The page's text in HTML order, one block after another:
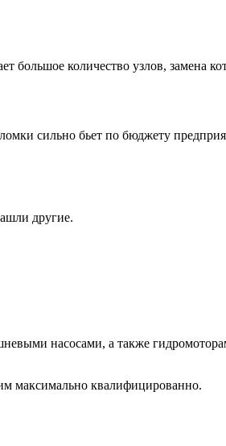
количество узлов, замена
сильно бьет по бюджету
другие.
насосами, а также
максимально квалифицированно.